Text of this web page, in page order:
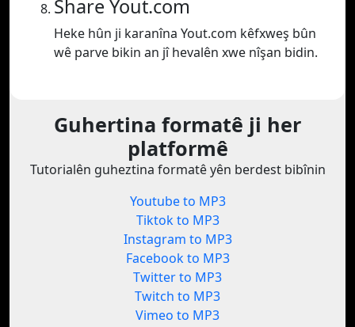
Share Yout.com
Heke hûn ji karanîna Yout.com kêfxweş bûn
wê parve bikin an jî hevalên xwe nîşan bidin.
Guhertina formatê ji her
platformê
Tutorialên guheztina formatê yên berdest bibînin
Youtube to MP3
Tiktok to MP3
Instagram to MP3
Facebook to MP3
Twitter to MP3
Twitch to MP3
Vimeo to MP3